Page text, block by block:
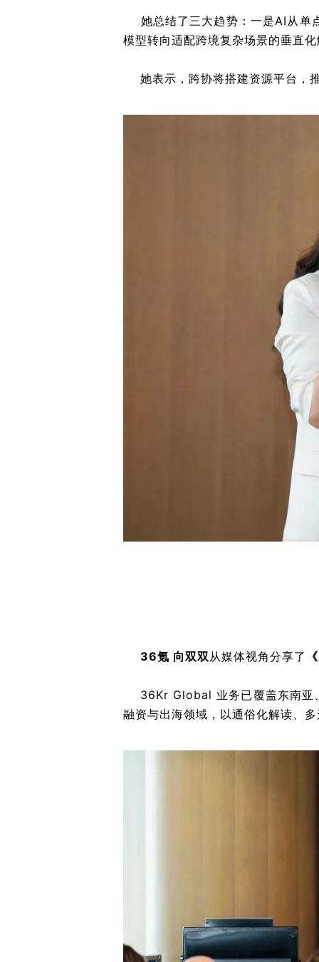
她总结了三大趋势：一是AI从单
模型转向适配跨境复杂场景的垂直
她表示，跨协将搭建资源平台，
36氪 向双双 从媒体视角分享了
36Kr Global 业务已覆盖东南亚
融资与出海领域，以通俗化解读、